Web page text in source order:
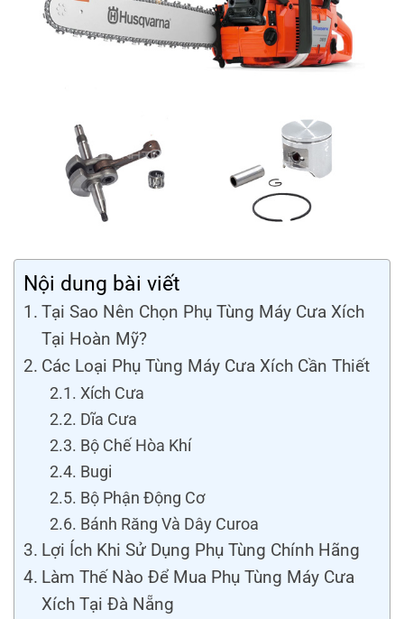
Nội dung bài viết
Tại Sao Nên Chọn Phụ Tùng Máy Cưa Xích
Tại Hoàn Mỹ?
Các Loại Phụ Tùng Máy Cưa Xích Cần Thiết
Xích Cưa
Dĩa Cưa
Bộ Chế Hòa Khí
Bugi
Bộ Phận Động Cơ
Bánh Răng Và Dây Curoa
Lợi Ích Khi Sử Dụng Phụ Tùng Chính Hãng
Làm Thế Nào Để Mua Phụ Tùng Máy Cưa
Xích Tại Đà Nẵng